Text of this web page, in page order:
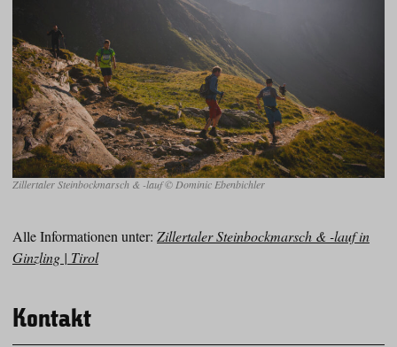
Zillertaler Steinbockmarsch & -lauf © Dominic Ebenbichler
Alle Informationen unter: Zillertaler Steinbockmarsch & -lauf in
Ginzling | Tirol
Kontakt